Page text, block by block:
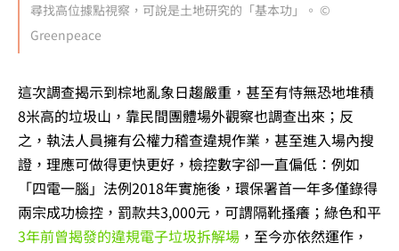
尋找高位據點視察，可說是土地研究的「基本功」。 ©
Greenpeace
這次調查揭示到棕地亂象日趨嚴重，甚至有恃無恐地堆積
8米高的垃圾山，靠民間團體場外觀察也調查出來；反
之，執法人員擁有公權力稽查違規作業，甚至進入場內搜
證，理應可做得更快更好，檢控數字卻一直偏低：例如
「四電一腦」法例2018年實施後，環保署首一年多僅錄得
兩宗成功檢控，罰款共3,000元，可謂隔靴搔癢；綠色和平
3年前曾揭發的違規電子垃圾拆解場 ，至今亦依然運作，